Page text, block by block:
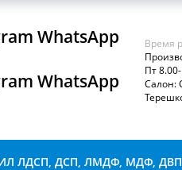
WhatsApp
WhatsApp
Время
Пт
Салон:
ЛДСП, ДСП, ЛМДФ, МДФ, ДВП